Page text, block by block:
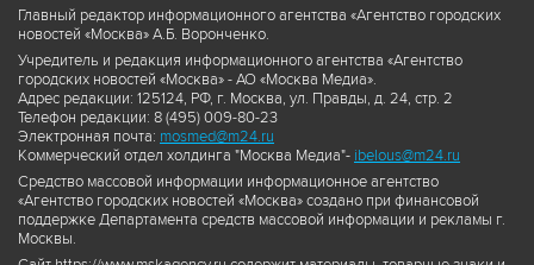
Главный редактор информационного агентства «Агентство городских
новостей «Москва» А.Б. Воронченко.
Учредитель и редакция информационного агентства «Агентство
городских новостей «Москва» - АО «Москва Медиа».
Адрес редакции: 125124, РФ, г. Москва, ул. Правды, д. 24, стр. 2
Телефон редакции: 8 (495) 009-80-23
Электронная почта: mosmed@m24.ru
Коммерческий отдел холдинга "Москва Медиа"- ibelous@m24.ru
Средство массовой информации информационное агентство
«Агентство городских новостей «Москва» создано при финансовой
поддержке Департамента средств массовой информации и рекламы г.
Москвы.